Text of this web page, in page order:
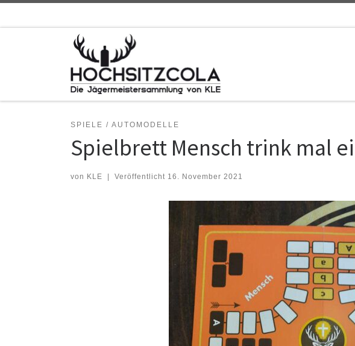
SPIELE / AUTOMODELLE
Spielbrett Mensch trink mal
von KLE | Veröffentlicht 16. November 2021